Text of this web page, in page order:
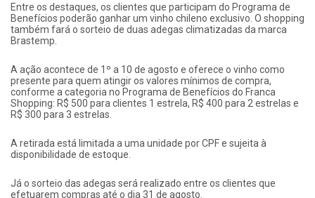
Entre os destaques, os clientes que participam do Programa de
Benefícios poderão ganhar um vinho chileno exclusivo. O shopping
também fará o sorteio de duas adegas climatizadas da marca
Brastemp.
A ação acontece de 1º a 10 de agosto e oferece o vinho como
presente para quem atingir os valores mínimos de compra,
conforme a categoria no Programa de Benefícios do Franca
Shopping: R$ 500 para clientes 1 estrela, R$ 400 para 2 estrelas e
R$ 300 para 3 estrelas.
A retirada está limitada a uma unidade por CPF e sujeita à
disponibilidade de estoque.
Já o sorteio das adegas será realizado entre os clientes que
efetuarem compras até o dia 31 de agosto.